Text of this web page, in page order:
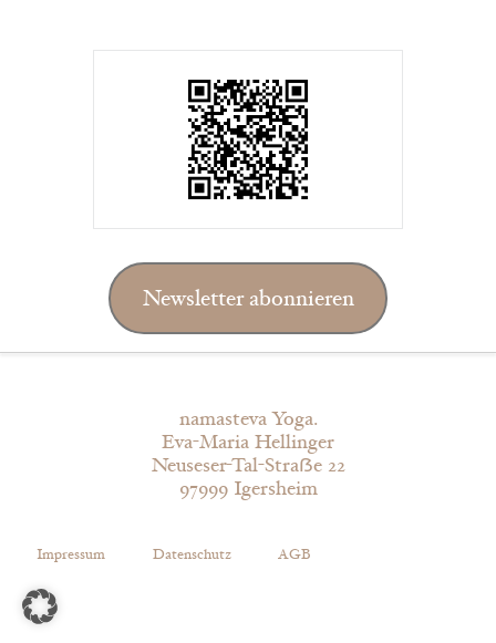
Newsletter abonnieren
namasteva Yoga.
Eva-Maria Hellinger
Neuseser-Tal-Straẞe 22
97999 Igersheim
Impressum Datenschutz AGB